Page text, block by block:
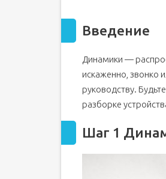
Введение
Динамики —
искаженно, звонко
руководству.
разборке
Шаг 1